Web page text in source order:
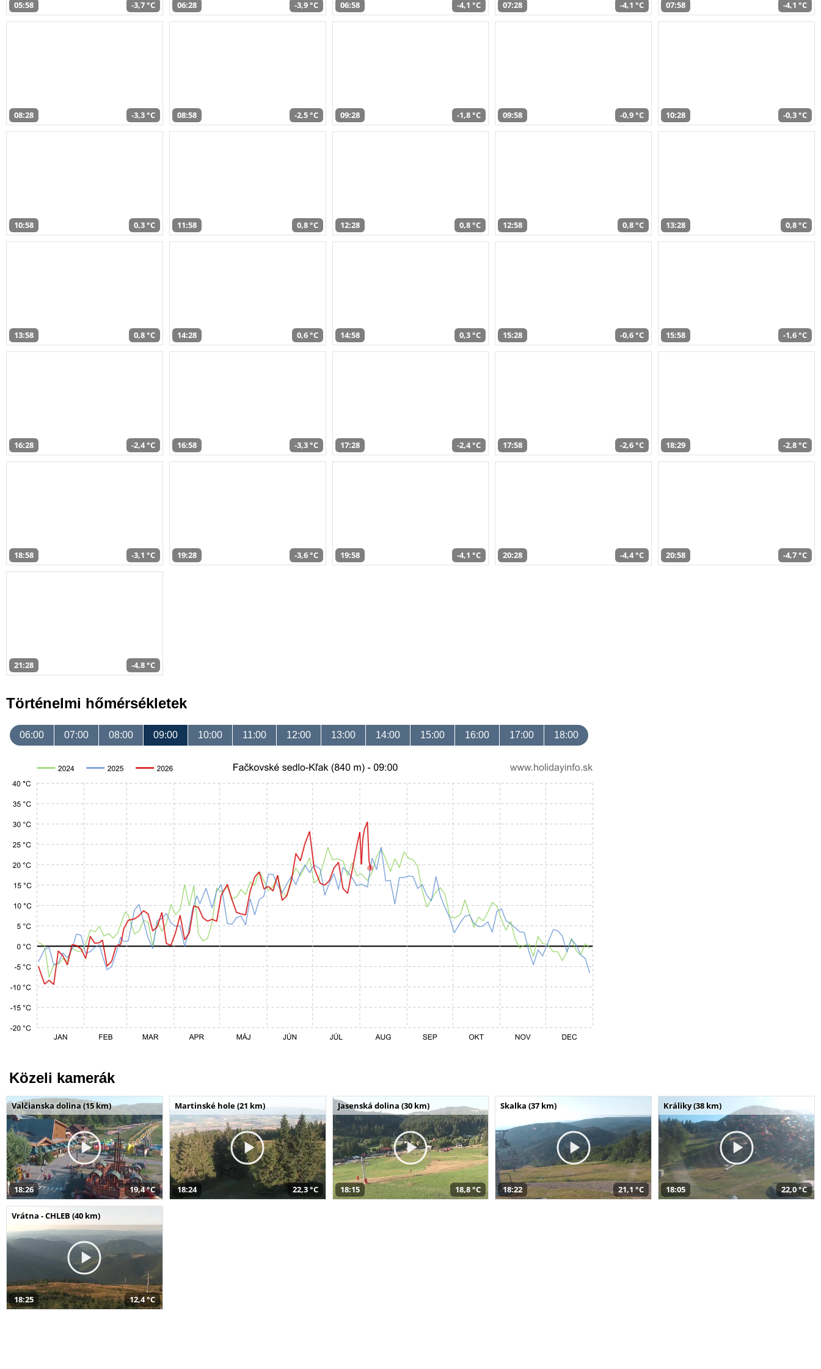
05:58 -3,7 °C 06:28 -3,9 °C 06:58 -4,1 °C 07:28 -4,1 °C 07:58 -4,1 °C
08:28 -3,3 °C 08:58 -2,5 °C 09:28 -1,8 °C 09:58 -0,9 °C 10:28 -0,3 °C
10:58 0,3 °C 11:58 0,8 °C 12:28 0,8 °C 12:58 0,8 °C 13:28 0,8 °C
13:58 0,8 °C 14:28 0,6 °C 14:58 0,3 °C 15:28 -0,6 °C 15:58 -1,6 °C
16:28 -2,4 °C 16:58 -3,3 °C 17:28 -2,4 °C 17:58 -2,6 °C 18:29 -2,8 °C
18:58 -3,1 °C 19:28 -3,6 °C 19:58 -4,1 °C 20:28 -4,4 °C 20:58 -4,7 °C
21:28 -4,8 °C
Történelmi hőmérsékletek
06:00 07:00 08:00 09:00 10:00 11:00 12:00 13:00 14:00 15:00 16:00 17:00 18:00
Közeli kamerák
Valčianska dolina (15 km)
18:26 19,4 °C
Martinské hole (21 km)
18:24 22,3 °C
Jasenská dolina (30 km)
18:15 18,8 °C
Skalka (37 km)
18:22 21,1 °C
Králiky (38 km)
18:05 22,0 °C
Vrátna - CHLEB (40 km)
18:25 12,4 °C